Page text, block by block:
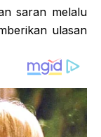
saran melalu
ulasan